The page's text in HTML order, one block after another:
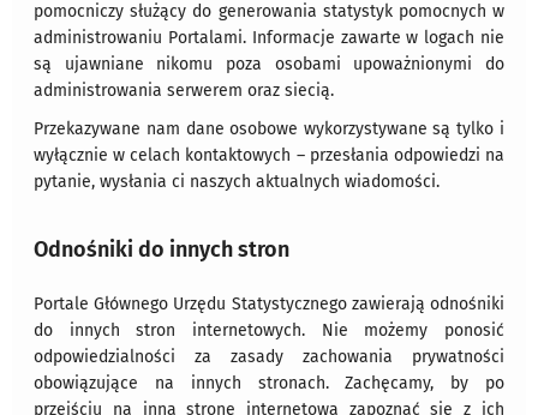
pomocniczy służący do generowania statystyk pomocnych w
administrowaniu Portalami. Informacje zawarte w logach nie
są ujawniane nikomu poza osobami upoważnionymi do
administrowania serwerem oraz siecią.
Przekazywane nam dane osobowe wykorzystywane są tylko i
wyłącznie w celach kontaktowych – przesłania odpowiedzi na
pytanie, wysłania ci naszych aktualnych wiadomości.
Odnośniki do innych stron
Portale Głównego Urzędu Statystycznego zawierają odnośniki
do innych stron internetowych. Nie możemy ponosić
odpowiedzialności za zasady zachowania prywatności
obowiązujące na innych stronach. Zachęcamy, by po
przejściu na inną stronę internetową zapoznać się z ich